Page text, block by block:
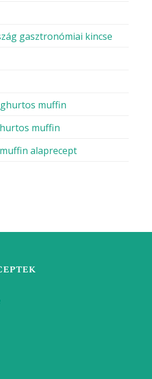
gasztronómiai kincse
muffin
muffin
alaprecept